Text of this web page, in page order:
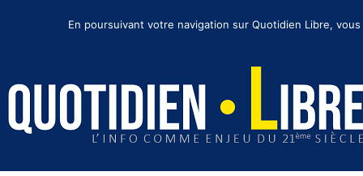
En poursuivant votre navigation sur Quotidien Libre,